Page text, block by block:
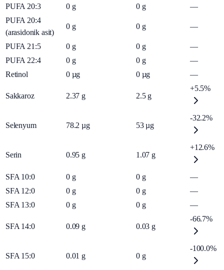
PUFA 20:3 0 g 0 g
—
PUFA 20:4
(arasidonik asit)
0 g 0 g —
PUFA 21:5 0 g 0 g
—
PUFA 22:4
0 g 0 g
—
Retinol
0 µg 0 µg —
Sakkaroz 2.37 g 2.5 g
+5.5%
Selenyum 78.2 µg 53 µg
-32.2%
Serin 0.95 g 1.07 g
+12.6%
SFA 10:0 0 g 0 g
—
SFA 12:0
0 g 0 g
—
SFA 13:0
0 g 0 g —
SFA 14:0 0.09 g 0.03 g
-66.7%
SFA 15:0 0.01 g 0 g
-100.0%